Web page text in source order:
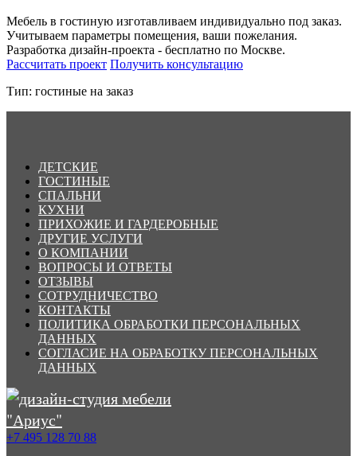
Мебель в гостиную изготавливаем индивидуально под заказ.
Учитываем параметры помещения, ваши пожелания.
Разработка дизайн-проекта - бесплатно по Москве.
Рассчитать проект Получить консультацию
Тип: гостиные на заказ
ДЕТСКИЕ
ГОСТИНЫЕ
СПАЛЬНИ
КУХНИ
ПРИХОЖИЕ И ГАРДЕРОБНЫЕ
ДРУГИЕ УСЛУГИ
О КОМПАНИИ
ВОПРОСЫ И ОТВЕТЫ
ОТЗЫВЫ
СОТРУДНИЧЕСТВО
КОНТАКТЫ
ПОЛИТИКА ОБРАБОТКИ ПЕРСОНАЛЬНЫХ
ДАННЫХ
СОГЛАСИЕ НА ОБРАБОТКУ ПЕРСОНАЛЬНЫХ
ДАННЫХ
+7 495 128 70 88